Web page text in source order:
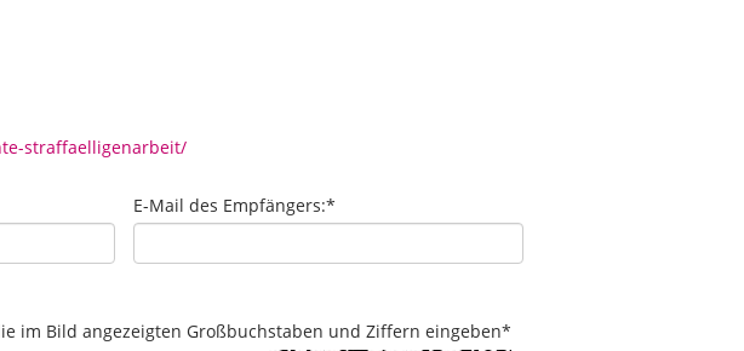
straffaelligenarbeit/
E-Mail des Empfängers:*
im Bild angezeigten Großbuchstaben und Ziffern eingeben*